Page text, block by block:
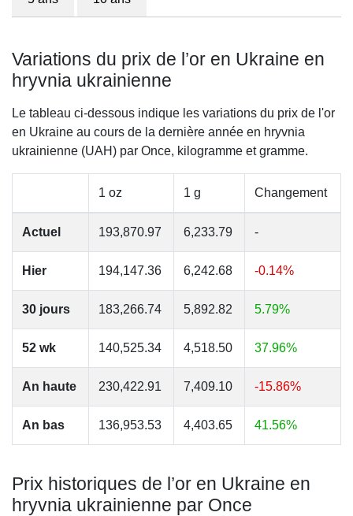
Variations du prix de l’or en Ukraine en
hryvnia ukrainienne
Le tableau ci-dessous indique les variations du prix de l'or
en Ukraine au cours de la dernière année en hryvnia
ukrainienne (UAH) par Once, kilogramme et gramme.
1 oz 1 g Changement
Actuel 193,870.97 6,233.79 -
Hier 194,147.36 6,242.68 -0.14%
30 jours 183,266.74 5,892.82 5.79%
52 wk 140,525.34 4,518.50 37.96%
An haute 230,422.91 7,409.10 -15.86%
An bas 136,953.53 4,403.65 41.56%
Prix historiques de l’or en Ukraine en
hryvnia ukrainienne par Once